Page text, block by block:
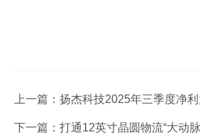
上一篇： 扬杰科技2025年三季度净
下一篇： 打通12英寸晶圆物流“大动